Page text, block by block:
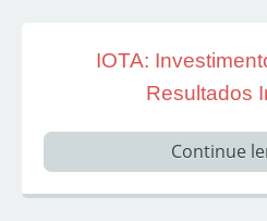
IOTA:
Resultados
Continue